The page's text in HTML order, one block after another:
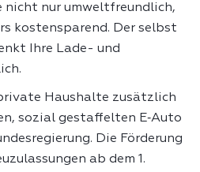
nicht nur umweltfreundlich,
kostensparend. Der selbst
Ihre Lade- und
Haushalte zusätzlich
sozial gestaffelten E‑Auto
Die Förderung
ab dem 1.